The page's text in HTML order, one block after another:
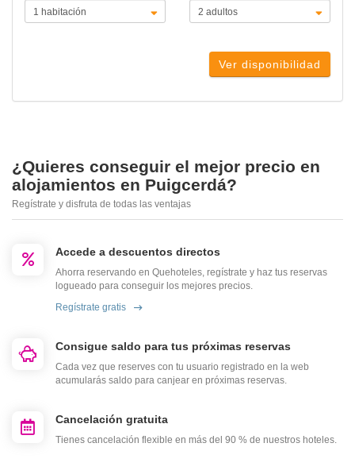
Ver disponibilidad
¿Quieres conseguir el mejor precio en
alojamientos en Puigcerdá?
Regístrate y disfruta de todas las ventajas
Accede a descuentos directos
Ahorra reservando en Quehoteles, regístrate y haz tus reservas
logueado para conseguir los mejores precios.
Regístrate gratis
Consigue saldo para tus próximas reservas
Cada vez que reserves con tu usuario registrado en la web
acumularás saldo para canjear en próximas reservas.
Cancelación gratuita
Tienes cancelación flexible en más del 90 % de nuestros hoteles.